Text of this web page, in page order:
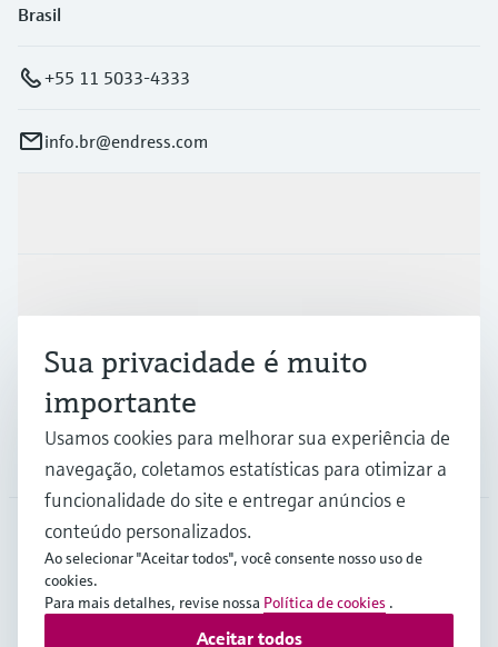
Brasil
+55 11 5033-4333
info.br@endress.com
Suporte
BRA•Português
Sua privacidade é muito
importante
Usamos cookies para melhorar sua experiência de
navegação, coletamos estatísticas para otimizar a
funcionalidade do site e entregar anúncios e
conteúdo personalizados.
Ao selecionar "Aceitar todos", você consente nosso uso de
cookies.
Para mais detalhes, revise nossa Política de cookies .
Aceitar todos